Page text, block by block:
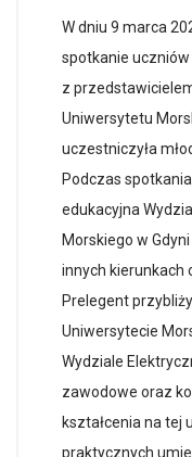
W dniu 9 marca
spotkanie
z
Uniwersytetu
uczestniczyła
Podczas
edukacyjna
Morskiego w
innych kierunkach
Prelegent
Uniwersytecie
Wydziale
zawodowe oraz
kształcenia na tej
praktycznych